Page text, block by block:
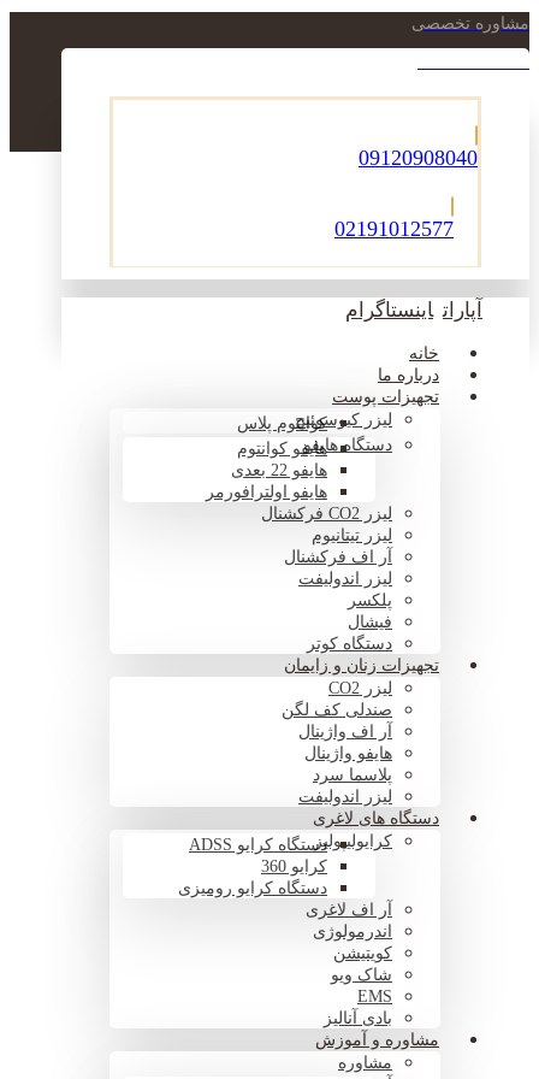
مشاوره تخصصی
09120908040
02191012577
آپارات اینستاگرام
خانه
درباره ما
تجهیزات پوست
لیزر کیوسوئیچکوانتوم پلاس
دستگاه هایفوهایفو کوانتوم
هایفو 22 بعدی
هایفو اولترافورمر
لیزر CO2 فرکشنال
لیزر تیتانیوم
آر اف فرکشنال
لیزر اندولیفت
پلکسر
فیشال
دستگاه کوتر
تجهیزات زنان و زایمان
لیزر CO2
صندلی کف لگن
آر اف واژینال
هایفو واژینال
پلاسما سرد
لیزر اندولیفت
دستگاه های لاغری
کرایولیپولیزدستگاه کرایو ADSS
کرایو 360
دستگاه کرایو رومیزی
آر اف لاغری
اندرمولوژی
کویتیشن
شاک ویو
EMS
بادی آنالیز
مشاوره و آموزش
مشاوره